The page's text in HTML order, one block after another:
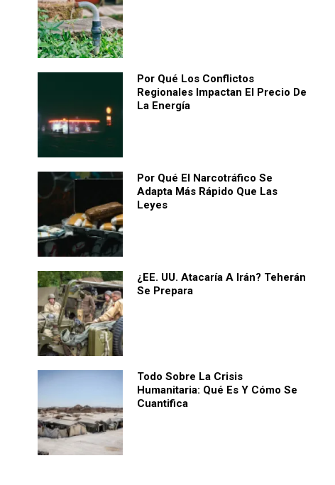
Por Qué Los Conflictos
Regionales Impactan El Precio De
La Energía
Por Qué El Narcotráfico Se
Adapta Más Rápido Que Las
Leyes
¿EE. UU. Atacaría A Irán? Teherán
Se Prepara
Todo Sobre La Crisis
Humanitaria: Qué Es Y Cómo Se
Cuantifica